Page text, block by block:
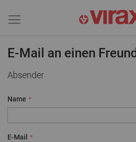
E-Mail an einen Freund
Absender
Name
E-Mail